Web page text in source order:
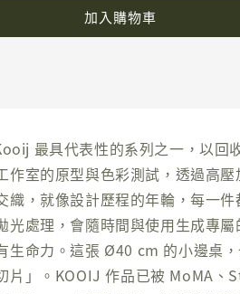
加入購物車
最具代表性的系列之一，以回
作室的原型與色彩測試，透過高
織，就像設計歷程的年輪，每一
光處理，會隨時間與使用生成專
生命力。這張 Ø40 cm 的小邊桌
片」。KOOIJ 作品已被 MoMA、